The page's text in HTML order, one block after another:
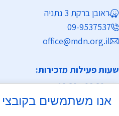
ראובן ברקת 3 נתניה
09-9537537
office@mdn.org.il
שעות פעילות מזכירות:
א-ה 08:30 - 12:30